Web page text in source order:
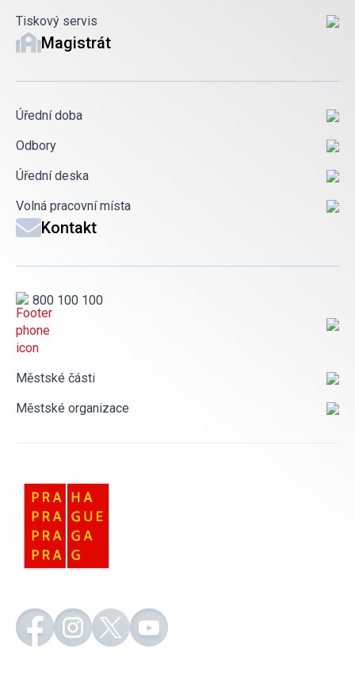
Tiskový servis
Magistrát
Úřední doba
Odbory
Úřední deska
Volná pracovní místa
Kontakt
800 100 100
Městské části
Městské organizace